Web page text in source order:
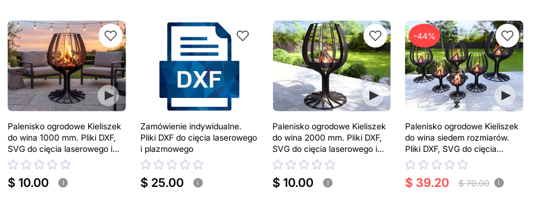
Palenisko ogrodowe Kieliszek
do wina 1000 mm. Pliki DXF,
SVG do cięcia laserowego i
plazmowego
$ 10.00 i
Zamówienie indywidualne.
Pliki DXF do cięcia laserowego
i plazmowego
$ 25.00 i
Palenisko ogrodowe Kieliszek
do wina 2000 mm. Pliki DXF,
SVG do cięcia laserowego i
plazmowego
$ 10.00 i
-44%
Palenisko ogrodowe Kieliszek
do wina siedem rozmiarów.
Pliki DXF, SVG do cięcia
laserowego i plazmowego
$ 39.20 $ 70.00 i